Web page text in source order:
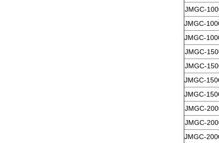
JMGC-
JMGC-
JMGC-
JMGC-
JMGC-
JMGC-
JMGC-
JMGC-
JMGC-
JMGC-